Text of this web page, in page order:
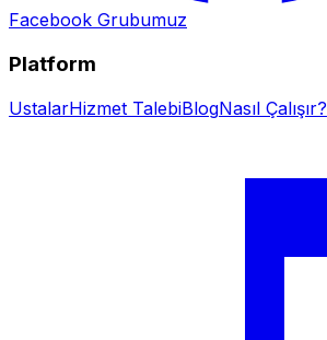
Facebook Grubumuz
Platform
UstalarHizmet TalebiBlogNasıl Çalışır?